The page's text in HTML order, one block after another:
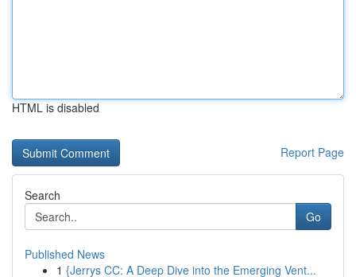
HTML is disabled
Report Page
Search
Go
Published News
1 {Jerrys CC: A Deep Dive into the Emerging Vent...